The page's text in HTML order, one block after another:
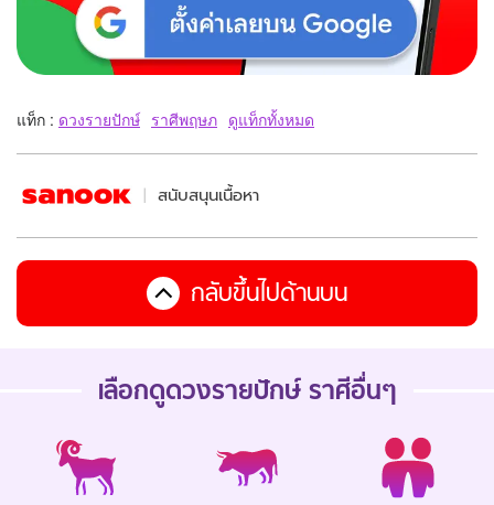
แท็ก : ดวงรายปักษ์ ราศีพฤษภ ดูแท็กทั้งหมด
สนับสนุนเนื้อหา
กลับขึ้นไปด้านบน
เลือกดูดวงรายปักษ์ราศีอื่นๆ